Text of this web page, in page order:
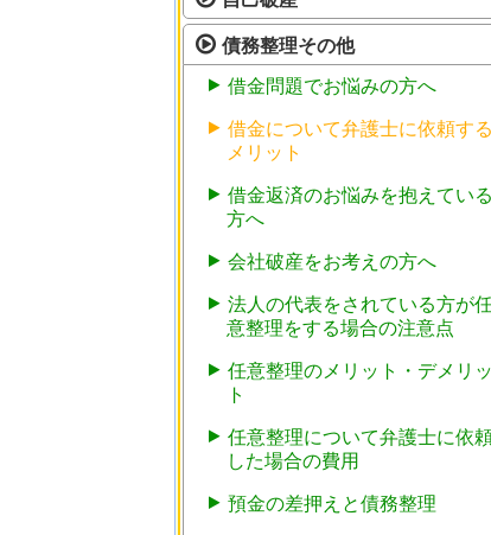
債務整理その他
借金問題でお悩みの方へ
借金について弁護士に依頼する
メリット
借金返済のお悩みを抱えている
方へ
会社破産をお考えの方へ
法人の代表をされている方が
意整理をする場合の注意点
任意整理のメリット・デメリッ
ト
任意整理について弁護士に依
した場合の費用
預金の差押えと債務整理